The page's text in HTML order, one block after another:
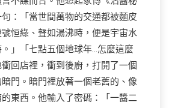
：「當世間萬物的交通都被麵皮
恒綠、聲如湯沸時，便是宇宙水
」「七點五個地球年…怎麼這麼
回店裡，衝到後廚，打開了一個
門。暗門裡放著一個老舊的、像
東西。他輸入了密碼：「一醬二